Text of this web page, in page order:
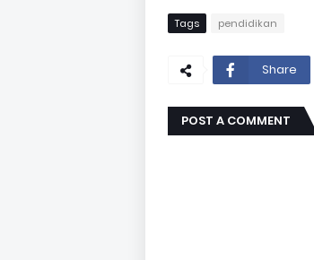
Tags pendidikan
Share
POST A COMMENT